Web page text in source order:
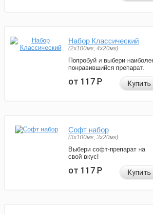
Набор Классический
(2x100мг, 4x20мг)
Попробуй и выбери
понравившийся препарат.
от 117Р Купить
Софт набор
(3x100мг, 3x20мг)
Выбери софт-препарат на
свой вкус!
от 117Р Купить